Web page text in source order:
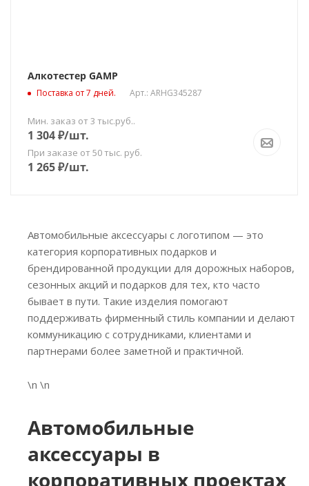
Алкотестер GAMP
Поставка от 7 дней. Арт.: ARHG345287
Мин. заказ от 3 тыс.руб..
1 304₽/шт.
При заказе от 50 тыс. руб.
1 265₽/шт.
Автомобильные аксессуары с логотипом — это
категория корпоративных подарков и
брендированной продукции для дорожных наборов,
сезонных акций и подарков для тех, кто часто
бывает в пути. Такие изделия помогают
поддерживать фирменный стиль компании и делают
коммуникацию с сотрудниками, клиентами и
партнерами более заметной и практичной.
\n \n
Автомобильные
аксессуары в
корпоративных проектах